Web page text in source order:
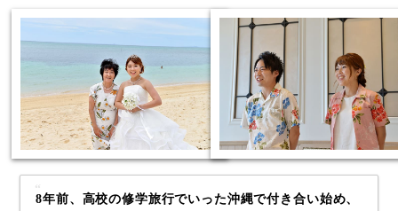
8年前、高校の修学旅行でいった沖縄で付き合い始め、